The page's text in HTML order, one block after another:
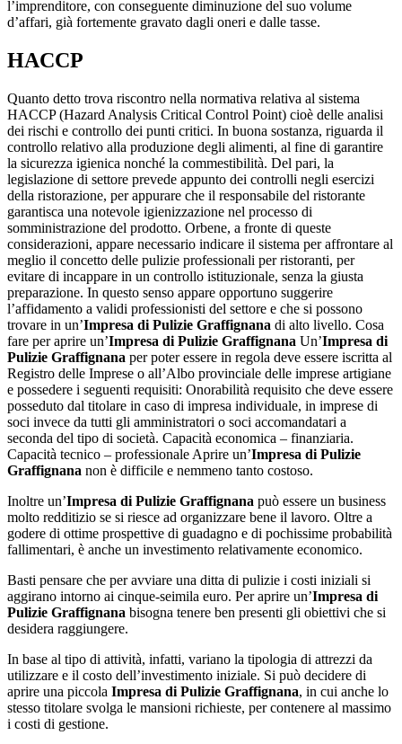
l’imprenditore, con conseguente diminuzione del suo volume
d’affari, già fortemente gravato dagli oneri e dalle tasse.
HACCP
Quanto detto trova riscontro nella normativa relativa al sistema
HACCP (Hazard Analysis Critical Control Point) cioè delle analisi
dei rischi e controllo dei punti critici. In buona sostanza, riguarda il
controllo relativo alla produzione degli alimenti, al fine di garantire
la sicurezza igienica nonché la commestibilità. Del pari, la
legislazione di settore prevede appunto dei controlli negli esercizi
della ristorazione, per appurare che il responsabile del ristorante
garantisca una notevole igienizzazione nel processo di
somministrazione del prodotto. Orbene, a fronte di queste
considerazioni, appare necessario indicare il sistema per affrontare al
meglio il concetto delle pulizie professionali per ristoranti, per
evitare di incappare in un controllo istituzionale, senza la giusta
preparazione. In questo senso appare opportuno suggerire
l’affidamento a validi professionisti del settore e che si possono
trovare in un’Impresa di Pulizie Graffignana di alto livello. Cosa
fare per aprire un’Impresa di Pulizie Graffignana Un’Impresa di
Pulizie Graffignana per poter essere in regola deve essere iscritta al
Registro delle Imprese o all’Albo provinciale delle imprese artigiane
e possedere i seguenti requisiti: Onorabilità requisito che deve essere
posseduto dal titolare in caso di impresa individuale, in imprese di
soci invece da tutti gli amministratori o soci accomandatari a
seconda del tipo di società. Capacità economica – finanziaria.
Capacità tecnico – professionale Aprire un’Impresa di Pulizie
Graffignana non è difficile e nemmeno tanto costoso.
Inoltre un’Impresa di Pulizie Graffignana può essere un business
molto redditizio se si riesce ad organizzare bene il lavoro. Oltre a
godere di ottime prospettive di guadagno e di pochissime probabilità
fallimentari, è anche un investimento relativamente economico.
Basti pensare che per avviare una ditta di pulizie i costi iniziali si
aggirano intorno ai cinque-seimila euro. Per aprire un’Impresa di
Pulizie Graffignana bisogna tenere ben presenti gli obiettivi che si
desidera raggiungere.
In base al tipo di attività, infatti, variano la tipologia di attrezzi da
utilizzare e il costo dell’investimento iniziale. Si può decidere di
aprire una piccola Impresa di Pulizie Graffignana, in cui anche lo
stesso titolare svolga le mansioni richieste, per contenere al massimo
i costi di gestione.